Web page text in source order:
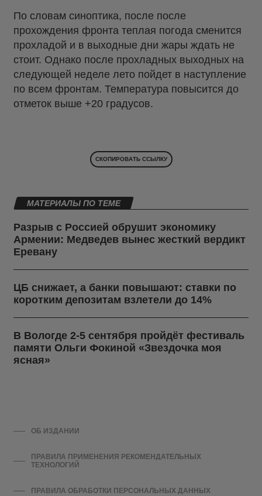
По словам синоптика, после после
прохождения фронта теплая погода сменится
прохладой и в выходные дни жары ждать не
стоит. Однако после прохладных выходных на
следующей неделе лето пойдет в наступление
по всем фронтам. Температура повысится до
отметок выше +20 градусов.
СКОПИРОВАТЬ ССЫЛКУ
МАТЕРИАЛЫ ПО ТЕМЕ
Разрыв с Россией обрушит экономику
Армении: Медведев вынес жесткий вердикт
Еревану
ЦБ снижает, а банки повышают: ставки по
коротким депозитам взлетели до 14%
В Вологде 2-5 сентября пройдёт фестиваль
памяти Ольги Фокиной «Звездочка моя
ясная»
ОБ ИЗДАНИИ
ПРАВИЛА ПРИМЕНЕНИЯ РЕКОМЕНДАТЕЛЬНЫХ
ТЕХНОЛОГИЙ
ПРАВИЛА ОБРАБОТКИ ПЕРСОНАЛЬНЫХ ДАННЫХ